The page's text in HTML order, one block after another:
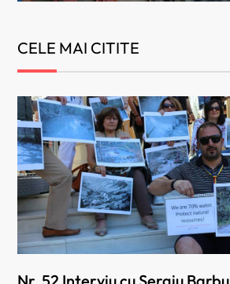
CELE MAI CITITE